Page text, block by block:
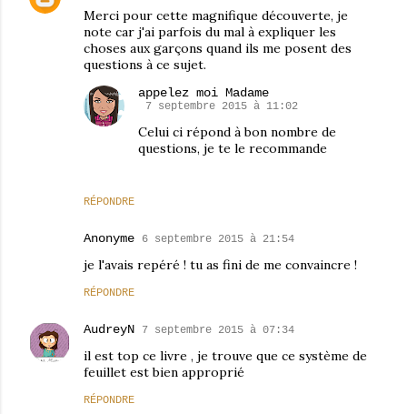
Merci pour cette magnifique découverte, je
note car j'ai parfois du mal à expliquer les
choses aux garçons quand ils me posent des
questions à ce sujet.
RÉPONDRE
appelez moi Madame
7 septembre 2015 à 11:02
Celui ci répond à bon nombre de
questions, je te le recommande
Anonyme 6 septembre 2015 à 21:54
je l'avais repéré ! tu as fini de me convaincre !
RÉPONDRE
AudreyN 7 septembre 2015 à 07:34
il est top ce livre , je trouve que ce système de
feuillet est bien approprié
RÉPONDRE